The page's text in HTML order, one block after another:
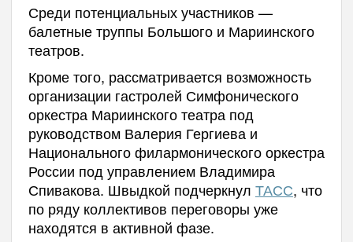
Среди потенциальных участников —
балетные труппы Большого и Мариинского
театров.
Кроме того, рассматривается возможность
организации гастролей Симфонического
оркестра Мариинского театра под
руководством Валерия Гергиева и
Национального филармонического оркестра
России под управлением Владимира
Спивакова. Швыдкой подчеркнул ТАСС, что
по ряду коллективов переговоры уже
находятся в активной фазе.